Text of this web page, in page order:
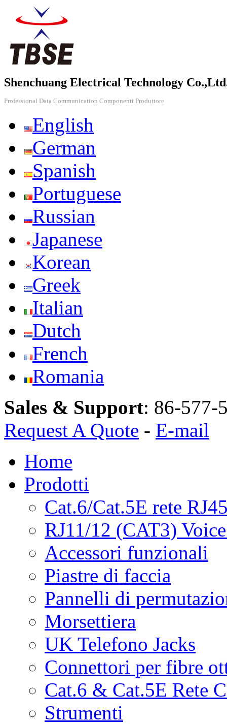
Shenchuang Electrical Technology
Professional Data Communication Componenti Produttore
English
German
Spanish
Portuguese
Russian
Japanese
Korean
Greek
Italian
Dutch
French
Romania
Sales & Support: 86-577-
Request A Quote - E-mail
Home
Prodotti
Cat.6/Cat.5E rete
RJ11/12 (CAT3)
Accessori funzionali
Piastre di faccia
Pannelli di
Morsettiera
UK Telefono Jacks
Connettori per fibre
Cat.6 & Cat.5E Rete
Strumenti